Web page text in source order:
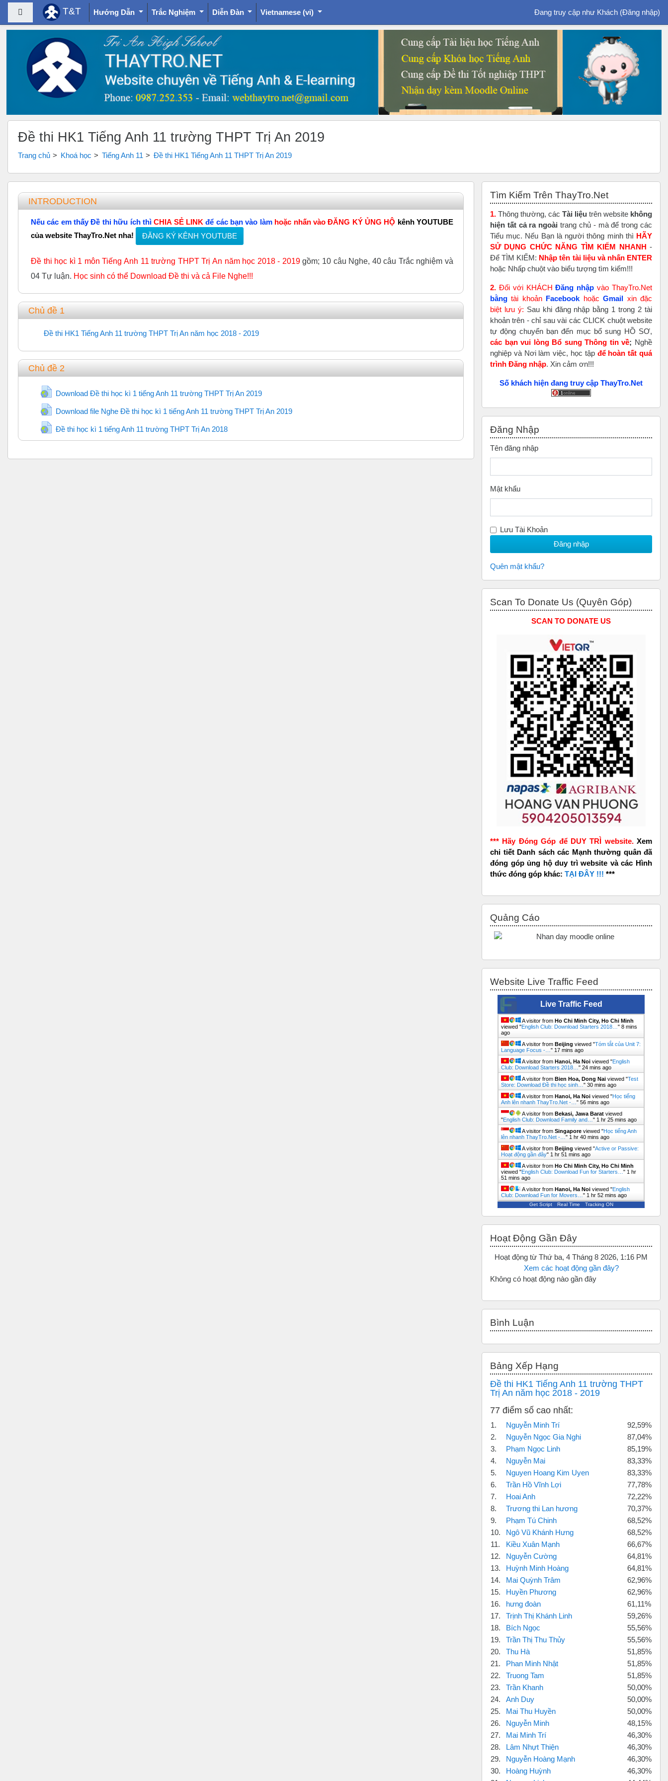
Chuyển tới nội dung chính
Bảng điều khiển cạnh
T&T Hướng Dẫn Trắc Nghiệm Diễn Đàn Vietnamese ‎(vi)‎ Đang truy cập như Khách (Đăng nhập)
Đề thi HK1 Tiếng Anh 11 trường THPT Trị An 2019
Trang chủ Khoá học Tiếng Anh 11 Đề thi HK1 Tiếng Anh 11 THPT Trị An 2019
Tổng quan các chủ đề
INTRODUCTION
Nếu các em thấy Đề thi hữu ích thìCHIA SẺ LINKđể các bạn vào làmhoặc nhấn vào ĐĂNG KÝ ỦNG HỘ kênh YOUTUBE
của website ThayTro.Net nha!
ĐĂNG KÝ KÊNH YOUTUBE
Đề thi học kì 1 môn Tiếng Anh 11 trường THPT Trị An năm học 2018 - 2019gồm; 10 câu Nghe, 40 câu Trắc nghiệm và
04 Tự luận. Học sinh có thể Download Đề thi và cả File Nghe!!!
Chủ đề 1
Đề thi HK1 Tiếng Anh 11 trường THPT Trị An năm học 2018 - 2019Trắc nghiệm
Chủ đề 2
Download Đề thi học kì 1 tiếng Anh 11 trường THPT Trị An 2019
URL
Download file Nghe Đề thi học kì 1 tiếng Anh 11 trường THPT Trị An 2019
URL
Đề thi học kì 1 tiếng Anh 11 trường THPT Trị An 2018
URL
Tìm Kiếm Trên ThayTro.Net
1. Thông thường, các Tài liệu trên website không
hiện tất cả ra ngoài trang chủ - mà để trong các
Tiểu mục. Nếu Bạn là người thông minh thì HÃY
SỬ DỤNG CHỨC NĂNG TÌM KIẾM NHANH -
Để TÌM KIẾM: Nhập tên tài liệu và nhấn ENTER
hoặc Nhấp chuột vào biểu tượng tìm kiếm!!!
2. Đối với KHÁCHĐăng nhập vào ThayTro.Net
bằng tài khoản Facebook hoặcGmail xin đặc
biệt lưu ý: Sau khi đăng nhập bằng 1 trong 2 tài
khoản trên - chỉ sau vài các CLICK chuột website
tự động chuyển bạn đến mục bổ sung HỒ SƠ,
các bạn vui lòng Bổ sung Thông tin về; Nghề
nghiệp và Nơi làm việc, học tập để hoàn tấtquá
trình Đăng nhập. Xin cảm ơn!!!
Số khách hiện đang truy cập ThayTro.Net
Đăng Nhập
Tên đăng nhập
Mật khẩu
Lưu Tài Khoản
Quên mật khẩu?
Scan To Donate Us (Quyên Góp)
SCAN TO DONATE US
*** Hãy Đóng Góp để DUY TRÌ website. Xem
chi tiết Danh sách các Mạnh thường quân đã
đóng góp ủng hộ duy trì website và các Hình
thức đóng góp khác: TẠI ĐÂY !!! ***
Quảng Cáo
Website Live Traffic Feed
Live Traffic Feed
A visitor from Ho Chi Minh City, Ho Chi Minh
viewed "English Club: Download Starters 2018… " 8 mins
ago
A visitor from Beijing viewed "Tóm tắt của Unit 7:
Language Focus -… " 17 mins ago
A visitor from Hanoi, Ha Noi viewed "English
Club: Download Starters 2018… " 24 mins ago
A visitor from Bien Hoa, Dong Nai viewed "Test
Store: Download Đề thi học sinh… " 30 mins ago
A visitor from Hanoi, Ha Noi viewed "Học tiếng
Anh lên nhanh ThayTro.Net -… " 56 mins ago
A visitor from Bekasi, Jawa Barat viewed
"English Club: Download Family and… " 1 hr 25 mins ago
A visitor from Singapore viewed "Học tiếng Anh
lên nhanh ThayTro.Net -… " 1 hr 40 mins ago
A visitor from Beijing viewed "Active or Passive:
Hoạt động gần đây" 1 hr 51 mins ago
A visitor from Ho Chi Minh City, Ho Chi Minh
viewed "English Club: Download Fun for Starters… " 1 hr
51 mins ago
A visitor from Hanoi, Ha Noi viewed "English
Club: Download Fun for Movers… " 1 hr 52 mins ago
Get Script Real Time Tracking ON
Hoạt Động Gần Đây
Hoạt động từ Thứ ba, 4 Tháng 8 2026, 1:16 PM
Xem các hoạt động gần đây?
Không có hoạt động nào gần đây
Bình Luận
Bảng Xếp Hạng
Đề thi HK1 Tiếng Anh 11 trường THPT
Trị An năm học 2018 - 2019
77 điểm số cao nhất:
1. Nguyễn Minh Trí
92,59%
2.
Nguyễn Ngọc Gia Nghi
87,04%
3.
Phạm Ngọc Linh
85,19%
4.
Nguyễn Mai
83,33%
5.
Nguyen Hoang Kim Uyen
83,33%
6.
Trần Hồ Vĩnh Lợi
77,78%
7.
Hoai Anh
72,22%
8.
Trương thi Lan hương
70,37%
9.
Phạm Tú Chinh
68,52%
10.
Ngô Vũ Khánh Hưng
68,52%
11.
Kiều Xuân Mạnh
66,67%
12.
Nguyễn Cường
64,81%
13.
Huỳnh Minh Hoàng
64,81%
14.
Mai Quỳnh Trâm
62,96%
15.
Huyền Phương
62,96%
16.
hưng đoàn
61,11%
17.
Trịnh Thị Khánh Linh
59,26%
18.
Bích Ngọc
55,56%
19.
Trần Thị Thu Thủy
55,56%
20.
Thu Hà
51,85%
21.
Phan Minh Nhật
51,85%
22.
Truong Tam
51,85%
23.
Trần Khanh
50,00%
24.
Anh Duy
50,00%
25.
Mai Thu Huyền
50,00%
26.
Nguyễn Minh
48,15%
27.
Mai Minh Trí
46,30%
28.
Lâm Nhựt Thiện
46,30%
29.
Nguyễn Hoàng Mạnh
46,30%
30.
Hoàng Huỳnh
46,30%